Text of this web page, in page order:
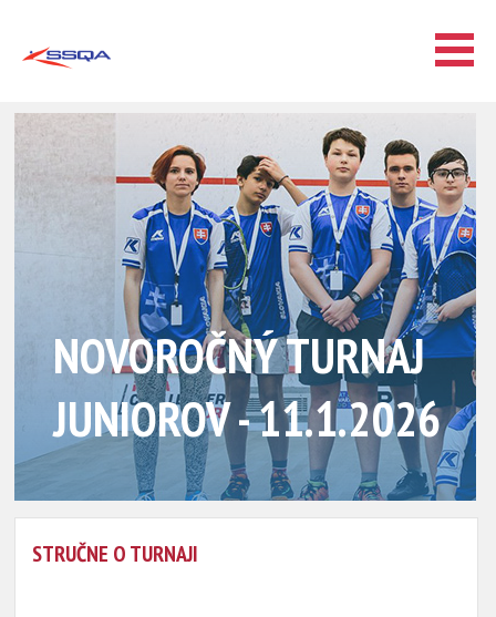
NOVOROČNÝ TURNAJ
JUNIOROV - 11.1.2026
STRUČNE O TURNAJI